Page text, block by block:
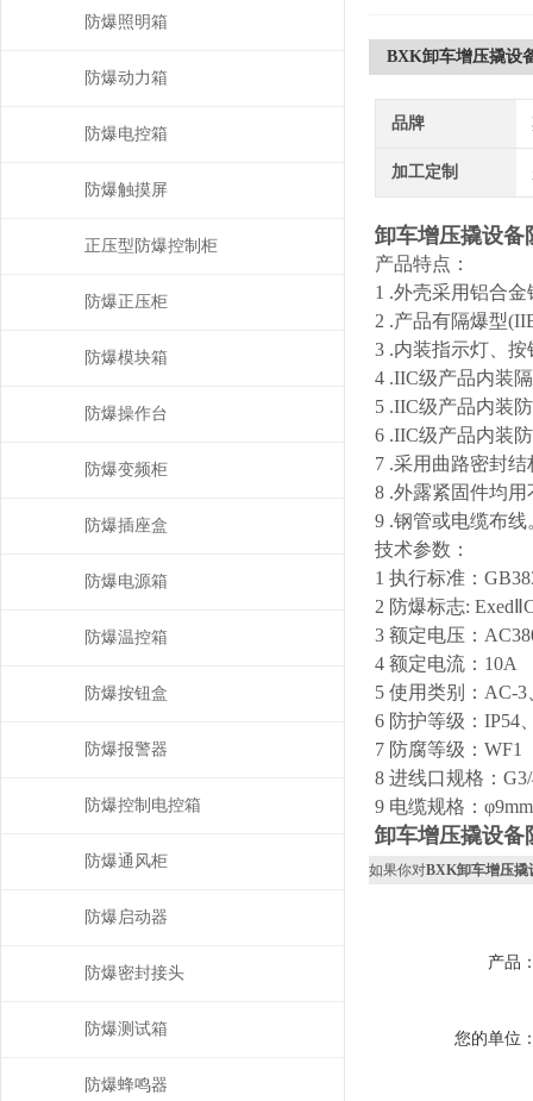
BXK卸车增压撬设
品牌
加工定制
卸车增压撬设备
产品特点：
1 .外壳采用铝合
2 .产品有隔爆型
3 .内装指示灯、
4 .IIC级产品内装
5 .IIC级产品内装
6 .IIC级产品内装
7 .采用曲路密封
8 .外露紧固件均
9 .钢管或电缆布线
技术参数：
1 执行标准：
2 防爆标志:
3 额定电压：
4 额定电流：10A
5 使用类别：AC-3
6 防护等级：IP54
7 防腐等级：WF1
8 进线口规格：
9 电缆规格：
卸车增压撬设备
如果你对BXK卸车增压撬
产品
您的单位
防爆照明箱
防爆动力箱
防爆电控箱
防爆触摸屏
正压型防爆控制柜
防爆正压柜
防爆模块箱
防爆操作台
防爆变频柜
防爆插座盒
防爆电源箱
防爆温控箱
防爆按钮盒
防爆报警器
防爆控制电控箱
防爆通风柜
防爆启动器
防爆密封接头
防爆测试箱
防爆蜂鸣器